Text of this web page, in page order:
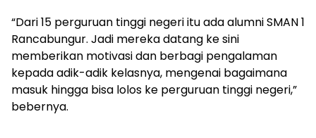
“Dari 15 perguruan tinggi negeri itu ada alumni SMAN 1
Rancabungur. Jadi mereka datang ke sini
memberikan motivasi dan berbagi pengalaman
kepada adik-adik kelasnya, mengenai bagaimana
masuk hingga bisa lolos ke perguruan tinggi negeri,”
bebernya.